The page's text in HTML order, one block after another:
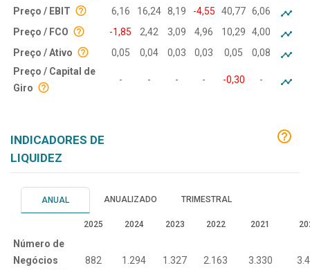
Preço / EBIT
6,16 16,24 8,19 -4,55 40,77 6,06
Preço / FCO
-1,85 2,42 3,09 4,96 10,29
4,00
Preço / Ativo
0,05 0,04 0,03 0,03 0,05
0,08
Preço / Capital de
Giro
- - - - -0,30 -
INDICADORES DE
LIQUIDEZ
ANUAL ANUALIZADO TRIMESTRAL
2025 2024 2023 2022 2021
Número de
Negócios
882 1.294 1.327 2.163 3.330